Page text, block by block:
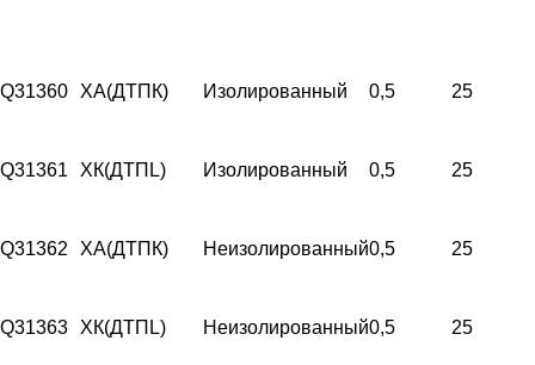
Q31360 ХА(ДТПК) Изолированный 0,5 25
Q31361 ХК(ДТПL) Изолированный 0,5 25
Q31362 ХА(ДТПК) Неизолированный0,5 25
Q31363 ХК(ДТПL) Неизолированный0,5 25